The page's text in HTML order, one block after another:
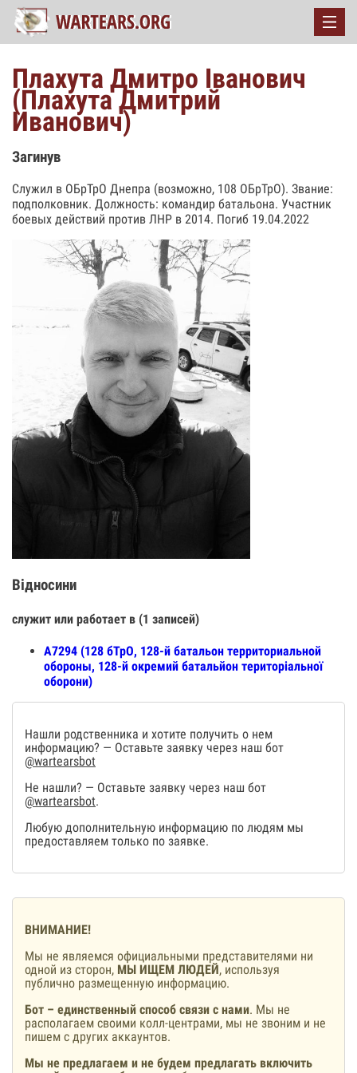
Плахута Дмитро Іванович
(Плахута Дмитрий
Иванович)
Загинув
Служил в ОБрТрО Днепра (возможно, 108 ОБрТрО). Звание:
подполковник. Должность: командир батальона. Участник
боевых действий против ЛНР в 2014. Погиб 19.04.2022
Відносини
служит или работает в (1 записей)
А7294 (128 бТрО, 128-й батальон территориальной
обороны, 128-й окремий батальйон територіальної
оборони)
Нашли родственника и хотите получить о нем
информацию? — Оставьте заявку через наш бот
@wartearsbot
Не нашли? — Оставьте заявку через наш бот
@wartearsbot.
Любую дополнительную информацию по людям мы
предоставляем только по заявке.
ВНИМАНИЕ!
Мы не являемся официальными представителями ни
одной из сторон, МЫ ИЩЕМ ЛЮДЕЙ, используя
публично размещенную информацию.
Бот – единственный способ связи с нами. Мы не
располагаем своими колл-центрами, мы не звоним и не
пишем с других аккаунтов.
Мы не предлагаем и не будем предлагать включить